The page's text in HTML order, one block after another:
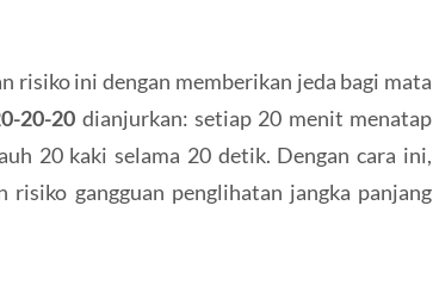
risiko ini dengan memberikan jeda bagi mata
20-20 dianjurkan: setiap 20 menit menatap
20 kaki selama 20 detik. Dengan cara ini,
risiko gangguan penglihatan jangka panjang